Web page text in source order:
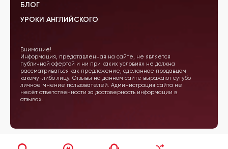
БЛОГ
УРОКИ АНГЛИЙСКОГО
Внимание!
Информация, представленная на сайте, не является
публичной офертой и ни при каких условиях не должна
рассматриваться как предложение, сделанное продавцом
какому-либо лицу. Отзывы на данном сайте выражают сугубо
личное мнение пользователей. Администрация сайта не
несёт ответственности за достоверность информации в
отзывах.